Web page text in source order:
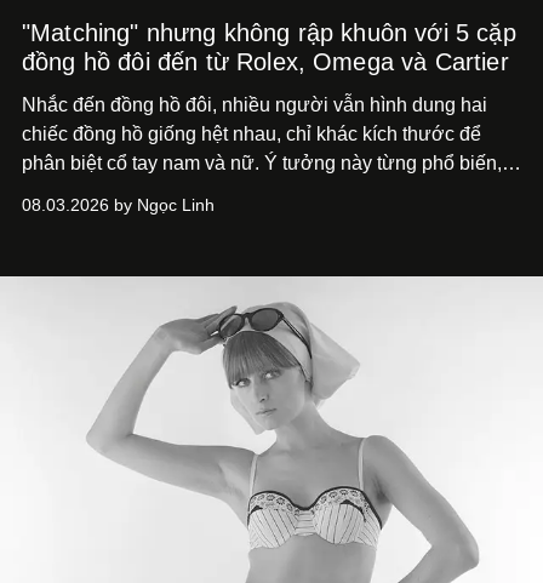
"Matching" nhưng không rập khuôn với 5 cặp
đồng hồ đôi đến từ Rolex, Omega và Cartier
Nhắc đến đồng hồ đôi, nhiều người vẫn hình dung hai
chiếc đồng hồ giống hệt nhau, chỉ khác kích thước để
phân biệt cổ tay nam và nữ. Ý tưởng này từng phổ biến,
khá rập khuôn. Nói lời tạm biết hai phiên bản nam nữ
mải miết tìm kiếm sự đồng nhất tuyệt đối. Họ để những
đường nét, tỷ lệ và bảng màu nối liền hai thiết kế, dù mỗi
phiên bản vẫn mang linh hồn riêng.
08.03.2026 by Ngọc Linh